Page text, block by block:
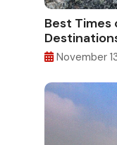
Best Times
November